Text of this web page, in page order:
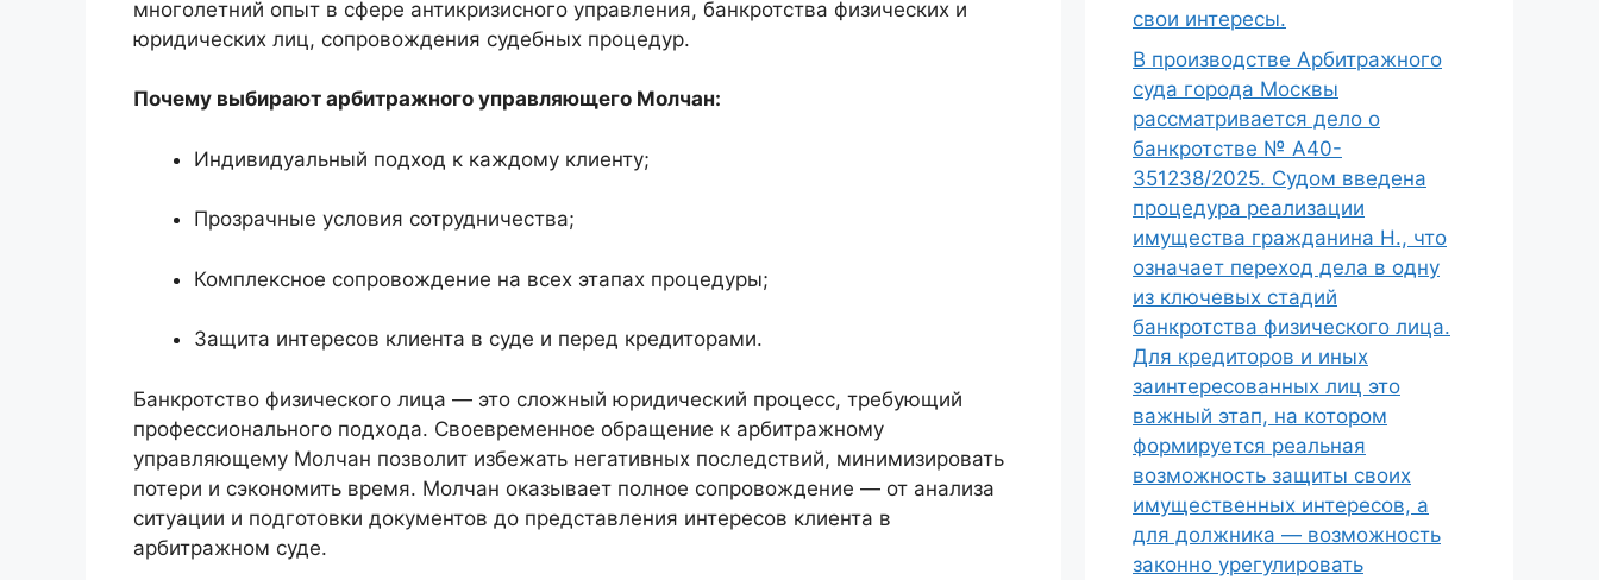
многолетний опыт в сфере антикризисного управления, банкротства физических и
юридических лиц, сопровождения судебных процедур.
Почему выбирают арбитражного управляющего Молчан:
Индивидуальный подход к каждому клиенту;
Прозрачные условия сотрудничества;
Комплексное сопровождение на всех этапах процедуры;
Защита интересов клиента в суде и перед кредиторами.
Банкротство физического лица — это сложный юридический процесс, требующий
профессионального подхода. Своевременное обращение к арбитражному
управляющему Молчан позволит избежать негативных последствий, минимизировать
потери и сэкономить время. Молчан оказывает полное сопровождение — от анализа
ситуации и подготовки документов до представления интересов клиента в
арбитражном суде.
свои интересы.
В производстве Арбитражного
суда города Москвы
рассматривается дело о
банкротстве № А40-
351238/2025. Судом введена
процедура реализации
имущества гражданина Н., что
означает переход дела в одну
из ключевых стадий
банкротства физического лица.
Для кредиторов и иных
заинтересованных лиц это
важный этап, на котором
формируется реальная
возможность защиты своих
имущественных интересов, а
для должника — возможность
законно урегулировать